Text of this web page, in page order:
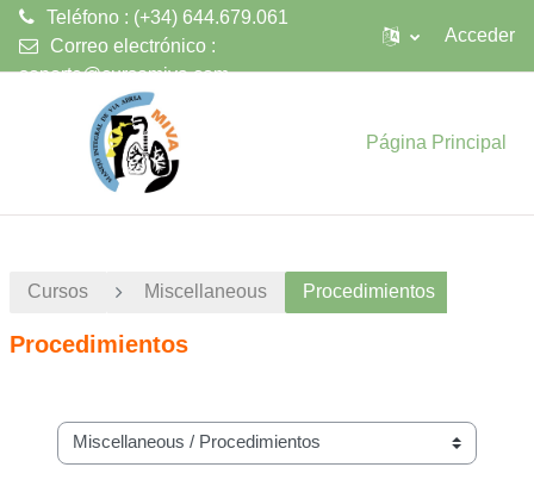
Teléfono : (+34) 644.679.061
Correo electrónico :
soporte@cursomiva.com
Acceder
Página Principal
Cursos Miscellaneous Procedimientos
Procedimientos
Categorías